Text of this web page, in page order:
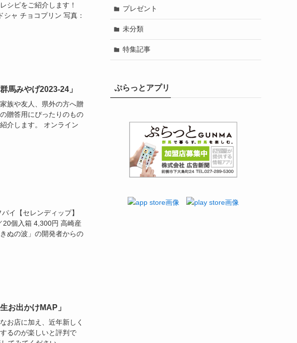
シピをご紹介します！
ャ チョコプリン 写真：
馬みやげ2023-24」
族や友人、県外の方へ贈
贈答用にぴったりのもの
介します。 オンライン
イ【セレンディップ】
個入箱 4,300円 高崎産
ぬの波」の開発者からの
お出かけMAP」
お店に加え、近年新しく
るのが楽しいと評判で
プレゼント
未分類
特集記事
ぷらっとアプリ